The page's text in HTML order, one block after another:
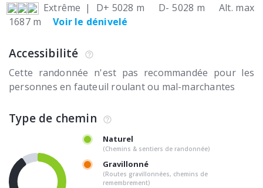
Extrême | D+ 5028 m D- 5028 m
Alt. max
1687 m
Voir le dénivelé
Accessibilité
Cette randonnée n'est pas recommandée pour les
personnes en fauteuil roulant ou mal-marchantes
Type de chemin
Naturel
(Chemins & sentiers de randonnée)
Gravillonné
(Routes gravillonnées, chemins de
remembrement)